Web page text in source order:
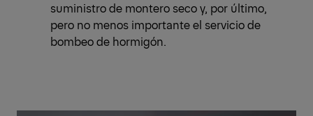
suministro de montero seco y, por último,
pero no menos importante el servicio de
bombeo de hormigón.